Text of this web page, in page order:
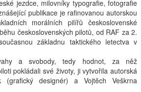
jezdce, milovníky typografie, fotografie
publikace je rafinovanou autorskou
morálních pilířů československé
československých pilotů, od RAF za 2.
základnu taktického letectva v
a svobody, tedy hodnot, za něž
pokládali své životy, ji vytvořila autorská
(grafický designér) a Vojtěch Veškrna